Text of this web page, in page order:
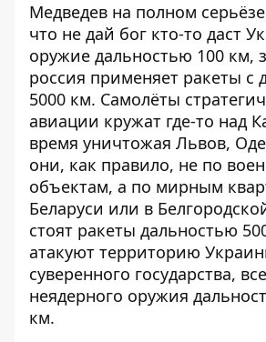
Медведев на полном
что не дай бог кто-то даст
оружие дальностью 100 км,
россия применяет ракеты с
5000 км. Самолёты
авиации кружат где-то над
время уничтожая Львов,
они, как правило, не по
объектам, а по мирным
Беларуси или в
стоят ракеты дальностью
атакуют территорию
суверенного государства,
неядерного оружия
км.